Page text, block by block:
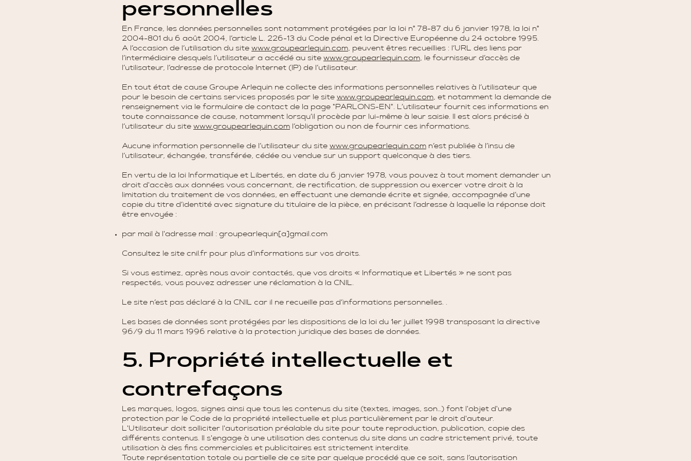
personnelles
En France, les données personnelles sont notamment protégées par la loi n° 78-87 du 6 janvier 1978, la loi n°
2004-801 du 6 août 2004, l’article L. 226-13 du Code pénal et la Directive Européenne du 24 octobre 1995.
A l’occasion de l’utilisation du site www.groupearlequin.com, peuvent êtres recueillies : l’URL des liens par
l’intermédiaire desquels l’utilisateur a accédé au site www.groupearlequin.com, le fournisseur d’accès de
l’utilisateur, l’adresse de protocole Internet (IP) de l’utilisateur.
En tout état de cause Groupe Arlequin ne collecte des informations personnelles relatives à l’utilisateur que
pour le besoin de certains services proposés par le site www.groupearlequin.com, et notamment la demande de
renseignement via le formulaire de contact de la page "PARLONS-EN". L’utilisateur fournit ces informations en
toute connaissance de cause, notamment lorsqu’il procède par lui-même à leur saisie. Il est alors précisé à
l’utilisateur du site www.groupearlequin.com l’obligation ou non de fournir ces informations.
Aucune information personnelle de l’utilisateur du site www.groupearlequin.com n’est publiée à l’insu de
l’utilisateur, échangée, transférée, cédée ou vendue sur un support quelconque à des tiers.
En vertu de la loi Informatique et Libertés, en date du 6 janvier 1978, vous pouvez à tout moment demander un
droit d'accès aux données vous concernant, de rectification, de suppression ou exercer votre droit à la
limitation du traitement de vos données, en effectuant une demande écrite et signée, accompagnée d’une
copie du titre d’identité avec signature du titulaire de la pièce, en précisant l’adresse à laquelle la réponse doit
être envoyée :
par mail à l'adresse mail : groupearlequin[a]gmail.com
Consultez le site cnil.fr pour plus d’informations sur vos droits.
Si vous estimez, après nous avoir contactés, que vos droits « Informatique et Libertés » ne sont pas
respectés, vous pouvez adresser une réclamation à la CNIL.
Le site n’est pas déclaré à la CNIL car il ne recueille pas d’informations personnelles. .
Les bases de données sont protégées par les dispositions de la loi du 1er juillet 1998 transposant la directive
96/9 du 11 mars 1996 relative à la protection juridique des bases de données.
5. Propriété intellectuelle et
contrefaçons
Les marques, logos, signes ainsi que tous les contenus du site (textes, images, son…) font l'objet d'une
protection par le Code de la propriété intellectuelle et plus particulièrement par le droit d'auteur.
L'Utilisateur doit solliciter l'autorisation préalable du site pour toute reproduction, publication, copie des
différents contenus. Il s'engage à une utilisation des contenus du site dans un cadre strictement privé, toute
utilisation à des fins commerciales et publicitaires est strictement interdite.
Toute représentation totale ou partielle de ce site par quelque procédé que ce soit, sans l’autorisation